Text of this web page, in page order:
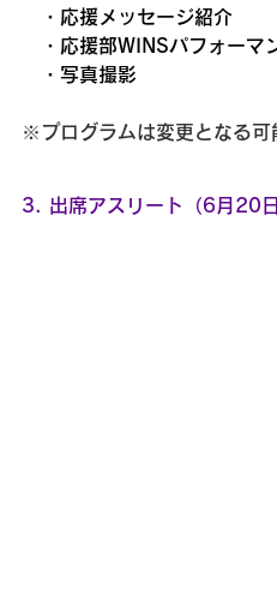
・応援メッセージ紹介
・応援部WINSパフォーマ
・写真撮影
※プログラムは変更となる可
3. 出席アスリート（6月20日